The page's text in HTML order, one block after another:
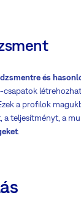
és
csapatok
a profilok
a teljesítményt, a
.